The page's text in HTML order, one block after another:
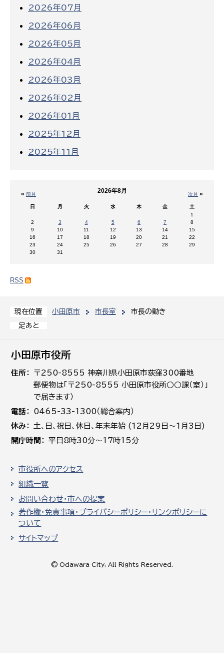
現在位置 小田原市 市長室
市長の動き
足あと
2026年07月
2026年06月
2026年05月
2026年04月
2026年03月
2026年02月
2026年01月
2025年12月
2025年11月
« 前月 次月 »
2026年8月
日 月 火 水 木 金
土
1
2
3 4 5 6 7
8
9
10 11 12 13 14
15
16
17 18 19 20 21
22
23
24 25 26 27 28
29
30
31
RSS
小田原市役所
住所
〒250-8555 神奈川県小田原市荻窪300番地
郵便物は「〒250-8555 小田原市役所○○課（室）」
で届きます）
電話
0465-33-1300（総合案内）
休み
土､日､祝日、休日、年末年始 (12月29日～1月3日)
開庁時間
平日8時30分～17時15分
市役所へのアクセス
組織一覧
お問い合わせ・市への提案
著作権・免責事項・プライバシーポリシー・リンクポリシーに
ついて
サイトマップ
© Odawara City, All Rights Reserved.